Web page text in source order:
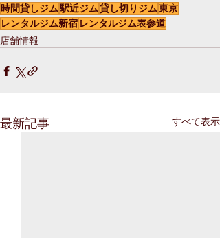
時間貸しジム駅近ジム貸し切りジム東京
レンタルジム新宿 レンタルジム表参道
店舗情報
最新記事 すべて表示